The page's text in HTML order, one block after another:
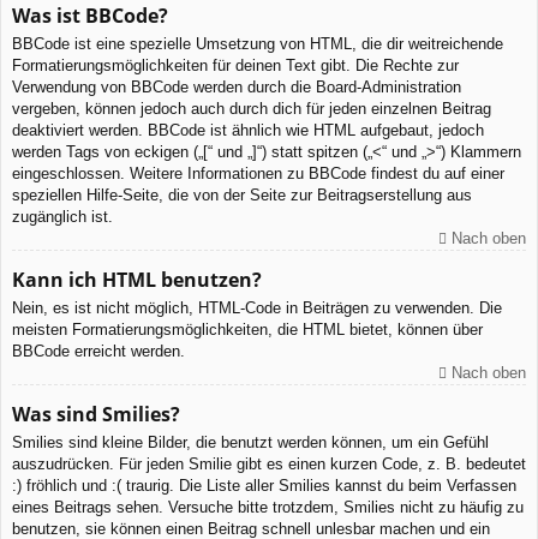
Was ist BBCode?
BBCode ist eine spezielle Umsetzung von HTML, die dir weitreichende
Formatierungsmöglichkeiten für deinen Text gibt. Die Rechte zur
Verwendung von BBCode werden durch die Board-Administration
vergeben, können jedoch auch durch dich für jeden einzelnen Beitrag
deaktiviert werden. BBCode ist ähnlich wie HTML aufgebaut, jedoch
werden Tags von eckigen („[“ und „]“) statt spitzen („<“ und „>“) Klammern
eingeschlossen. Weitere Informationen zu BBCode findest du auf einer
speziellen Hilfe-Seite, die von der Seite zur Beitragserstellung aus
zugänglich ist.
Nach oben
Kann ich HTML benutzen?
Nein, es ist nicht möglich, HTML-Code in Beiträgen zu verwenden. Die
meisten Formatierungsmöglichkeiten, die HTML bietet, können über
BBCode erreicht werden.
Nach oben
Was sind Smilies?
Smilies sind kleine Bilder, die benutzt werden können, um ein Gefühl
auszudrücken. Für jeden Smilie gibt es einen kurzen Code, z. B. bedeutet
:) fröhlich und :( traurig. Die Liste aller Smilies kannst du beim Verfassen
eines Beitrags sehen. Versuche bitte trotzdem, Smilies nicht zu häufig zu
benutzen, sie können einen Beitrag schnell unlesbar machen und ein